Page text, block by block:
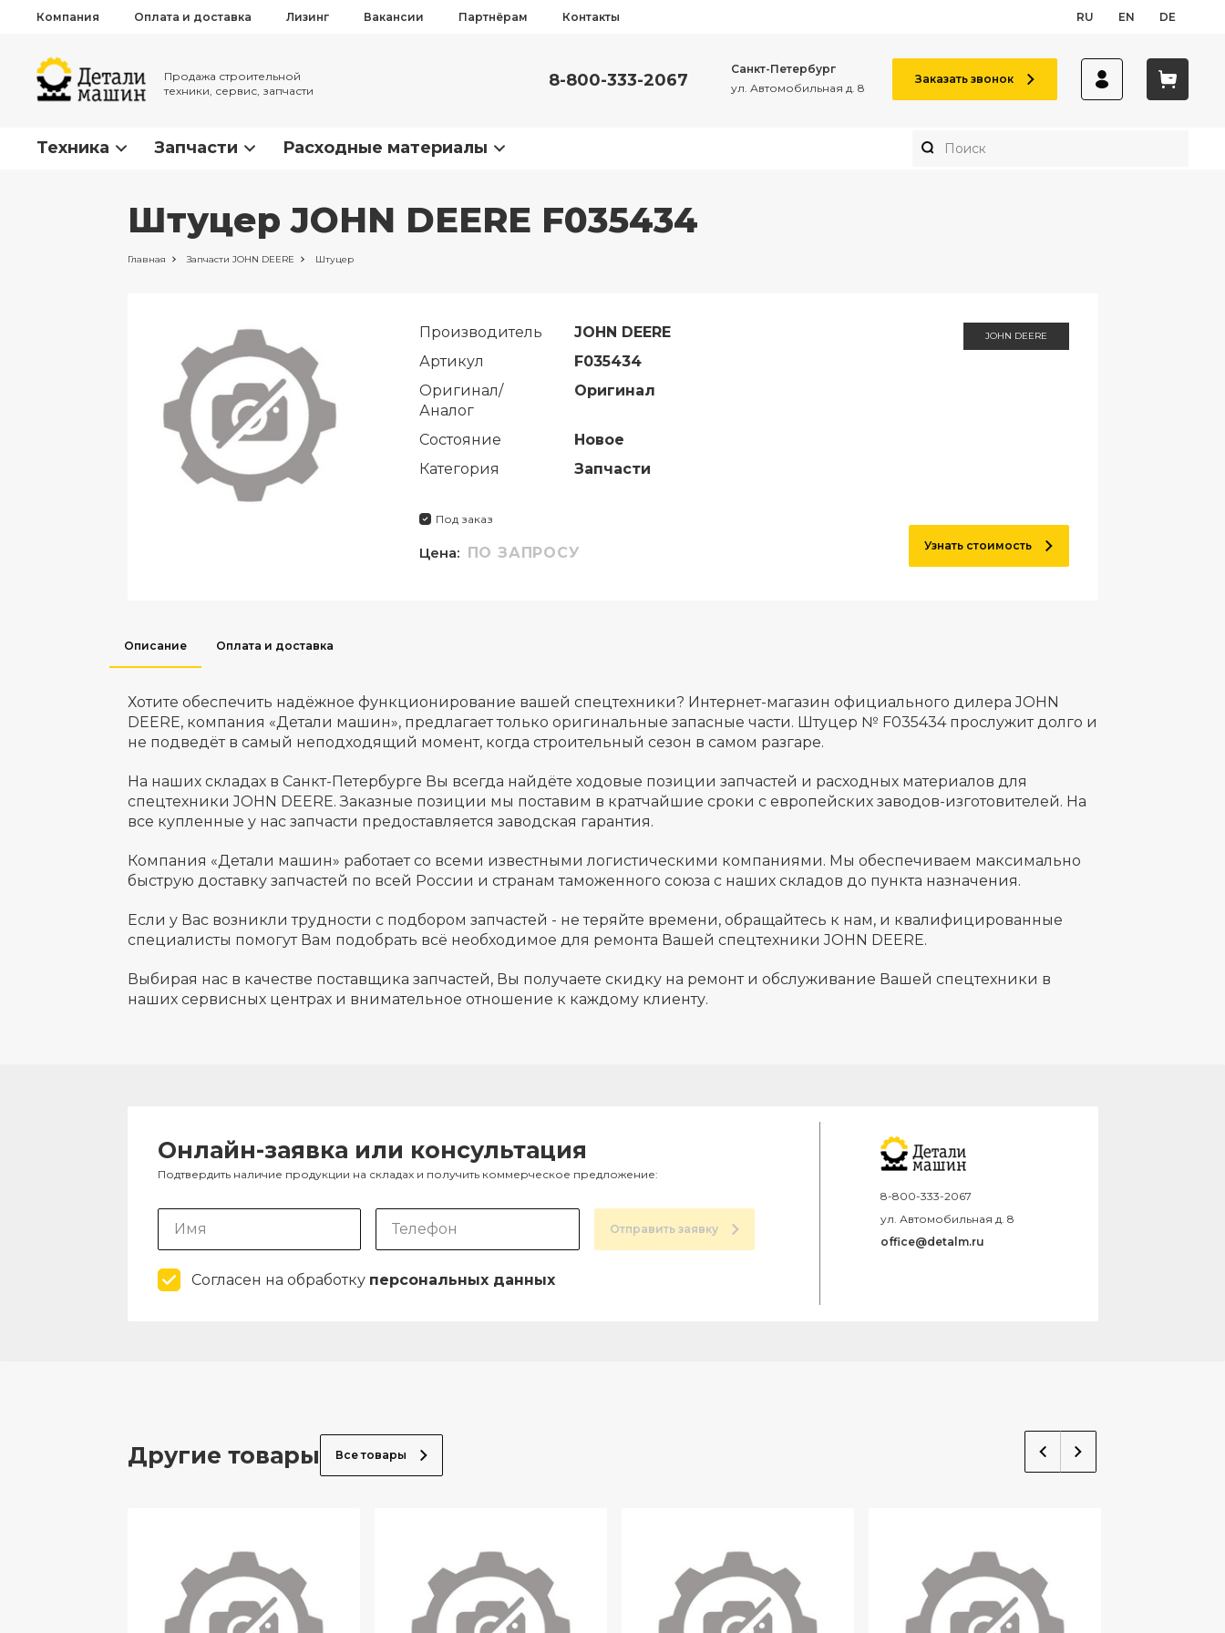
Компания Оплата и доставка Лизинг Вакансии Партнёрам Контакты RU EN DE
Продажа строительной
техники, сервис, запчасти
8-800-333-2067
Санкт-Петербург
ул. Автомобильная д. 8
Заказать звонок
Техника Запчасти Расходные материалы
Штуцер JOHN DEERE F035434
Главная Запчасти JOHN DEERE Штуцер
Производитель
JOHN DEERE
Артикул
F035434
Оригинал/
Аналог
Оригинал
Состояние
Новое
Категория
Запчасти
JOHN DEERE
Под заказ
Цена: ПО ЗАПРОСУ Узнать стоимость
Описание Оплата и доставка
Хотите обеспечить надёжное функционирование вашей спецтехники? Интернет-магазин официального дилера JOHN
DEERE, компания «Детали машин», предлагает только оригинальные запасные части. Штуцер № F035434 прослужит долго и
не подведёт в самый неподходящий момент, когда строительный сезон в самом разгаре.
На наших складах в Санкт-Петербурге Вы всегда найдёте ходовые позиции запчастей и расходных материалов для
спецтехники JOHN DEERE. Заказные позиции мы поставим в кратчайшие сроки с европейских заводов-изготовителей. На
все купленные у нас запчасти предоставляется заводская гарантия.
Компания «Детали машин» работает со всеми известными логистическими компаниями. Мы обеспечиваем максимально
быструю доставку запчастей по всей России и странам таможенного союза с наших складов до пункта назначения.
Если у Вас возникли трудности с подбором запчастей - не теряйте времени, обращайтесь к нам, и квалифицированные
специалисты помогут Вам подобрать всё необходимое для ремонта Вашей спецтехники JOHN DEERE.
Выбирая нас в качестве поставщика запчастей, Вы получаете скидку на ремонт и обслуживание Вашей спецтехники в
наших сервисных центрах и внимательное отношение к каждому клиенту.
Онлайн-заявка или консультация
Подтвердить наличие продукции на складах и получить коммерческое предложение:
Отправить заявку
Согласен на обработку персональных данных
8-800-333-2067
ул. Автомобильная д. 8
office@detalm.ru
Другие товары Все товары